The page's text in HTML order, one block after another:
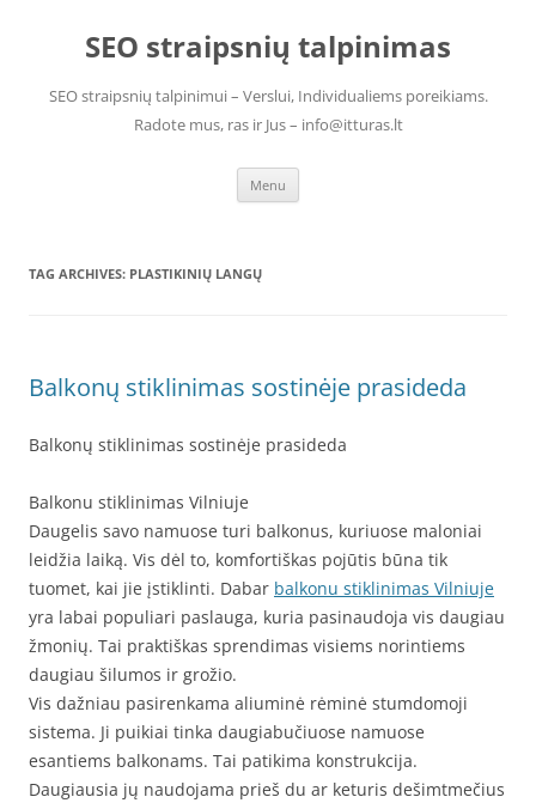
contentSEO straipsnių talpinimas
SEO straipsnių talpinimui – Verslui, Individualiems poreikiams.
Radote mus, ras ir Jus – info@itturas.lt
Menu
TAG ARCHIVES: PLASTIKINIŲ LANGŲ
Balkonų stiklinimas sostinėje prasideda
Balkonų stiklinimas sostinėje prasideda
Balkonu stiklinimas Vilniuje
Daugelis savo namuose turi balkonus, kuriuose maloniai
leidžia laiką. Vis dėl to, komfortiškas pojūtis būna tik
tuomet, kai jie įstiklinti. Dabar balkonu stiklinimas Vilniuje
yra labai populiari paslauga, kuria pasinaudoja vis daugiau
žmonių. Tai praktiškas sprendimas visiems norintiems
daugiau šilumos ir grožio.
Vis dažniau pasirenkama aliuminė rėminė stumdomoji
sistema. Ji puikiai tinka daugiabučiuose namuose
esantiems balkonams. Tai patikima konstrukcija.
Daugiausia jų naudojama prieš du ar keturis dešimtmečius